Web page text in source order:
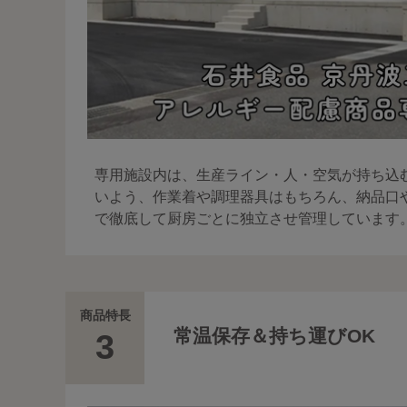
専用施設内は、生産ライン・人・空気が持ち込
いよう、作業着や調理器具はもちろん、納品口
で徹底して厨房ごとに独立させ管理しています
商品特長
3 常温保存＆持ち運びOK